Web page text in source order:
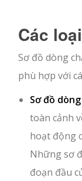
Các
Sơ đồ dòng
phù hợp với
Sơ đồ
toàn cảnh
hoạt động
Những sơ
đoạn đầu